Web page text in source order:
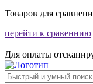
Товаров для
перейти к сравеннию
Для оплаты